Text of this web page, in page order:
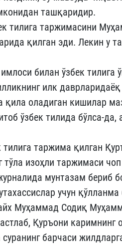
ташқаридир.
тилига таржимасини
қилган эди. Лекин у
билан ўзбек тилига
илк даврларидаёқ
қила оладиган кишилар
ўзбек тилида бўлса-да,
таржима қилган
изоҳли таржимаси
мунтазам бериб
учун қўлланма
Муҳаммад Содиқ
Қуръони каримнинг
барчаси